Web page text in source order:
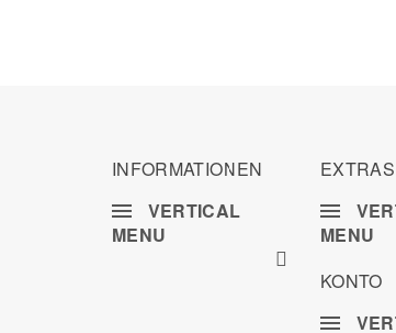
INFORMATIONEN
VERTICAL
MENU
EXTRAS
MENU
KONTO